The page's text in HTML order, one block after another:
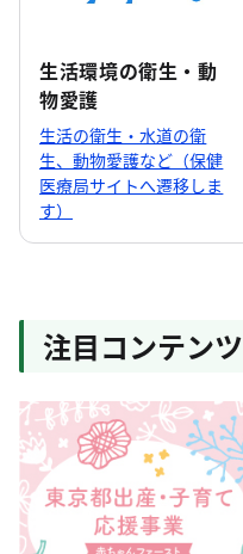
生活環境の衛生・動
物愛護
生活の衛生・水道の衛
生、動物愛護など（保健
医療局サイトへ遷移しま
す）
注目コンテンツ